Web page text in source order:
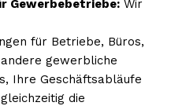
Gewerbebetriebe: Wir
für Betriebe, Büros,
gewerbliche
Ihre Geschäftsabläufe
die